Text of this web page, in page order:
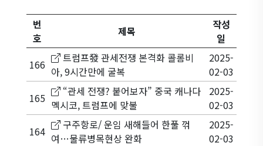
번
호
제목
작성
일
166
트럼프發 관세전쟁 본격화 콜롬비
아, 9시간만에 굴복
2025-
02-03
165
“관세 전쟁? 붙어보자” 중국 캐나다
멕시코, 트럼프에 맞불
2025-
02-03
164
구주항로/ 운임 새해들어 한풀 꺾
여…물류병목현상 완화
2025-
02-03